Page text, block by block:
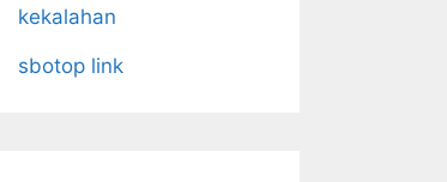
kekalahan
sbotop link